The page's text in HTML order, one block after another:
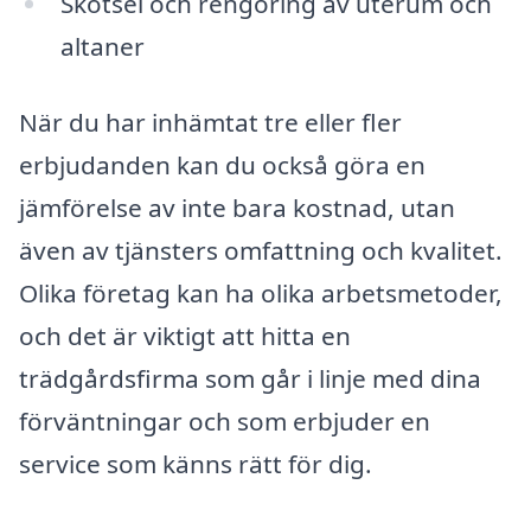
altaner
När du har inhämtat tre eller fler
erbjudanden kan du också göra en
jämförelse av inte bara kostnad, utan
även av tjänsters omfattning och kvalitet.
Olika företag kan ha olika arbetsmetoder,
och det är viktigt att hitta en
trädgårdsfirma som går i linje med dina
förväntningar och som erbjuder en
service som känns rätt för dig.